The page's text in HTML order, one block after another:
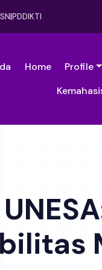
|PDDIKTI
Home
Profile